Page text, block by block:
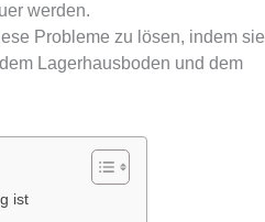
werden.
Probleme zu lösen, indem sie
Lagerhausboden und dem
ist